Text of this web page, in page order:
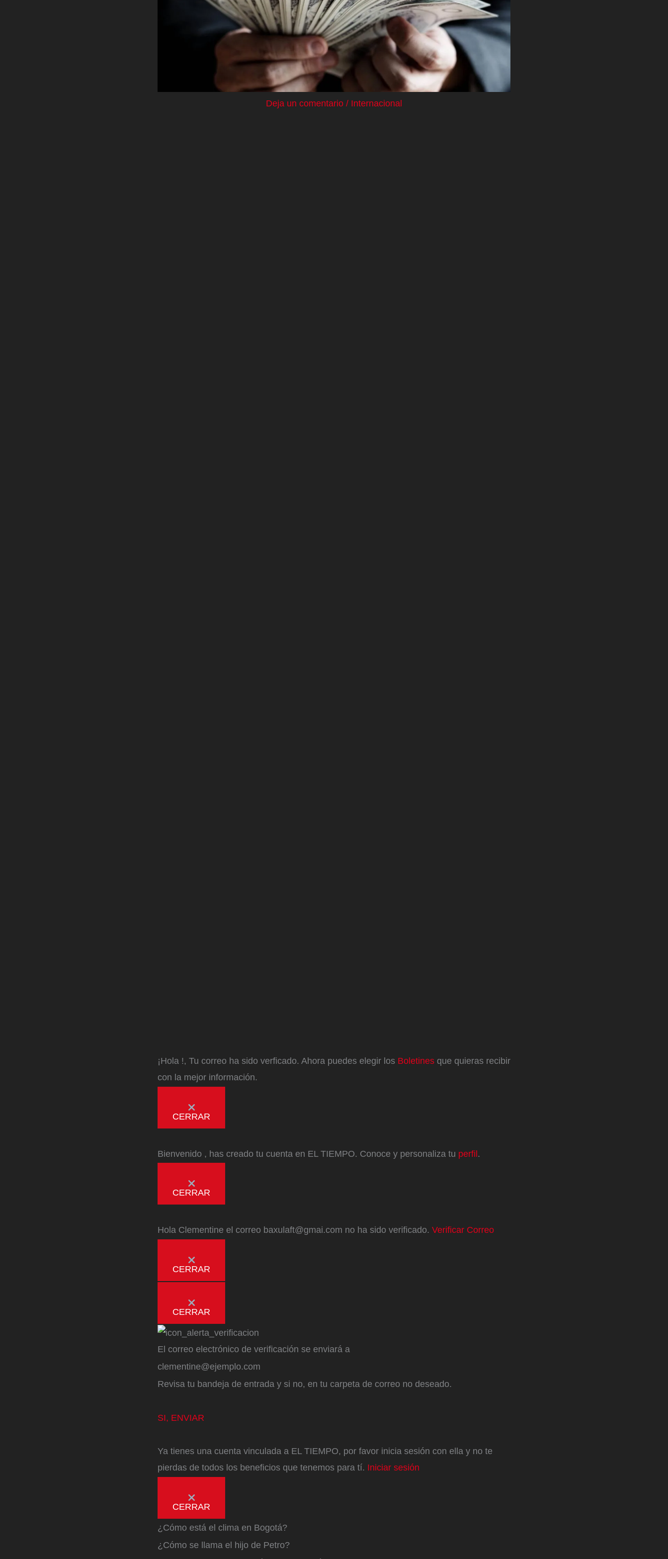
Deja un comentario / Internacional
¡Hola !, Tu correo ha sido verficado. Ahora puedes elegir los Boletines que quieras recibir
con la mejor información.
CERRAR
Bienvenido , has creado tu cuenta en EL TIEMPO. Conoce y personaliza tu perfil.
CERRAR
Hola Clementine el correo baxulaft@gmai.com no ha sido verificado. Verificar Correo
CERRAR
CERRAR
El correo electrónico de verificación se enviará a
clementine@ejemplo.com
Revisa tu bandeja de entrada y si no, en tu carpeta de correo no deseado.
SI, ENVIAR
Ya tienes una cuenta vinculada a EL TIEMPO, por favor inicia sesión con ella y no te
pierdas de todos los beneficios que tenemos para tí. Iniciar sesión
CERRAR
¿Cómo está el clima en Bogotá?
¿Cómo se llama el hijo de Petro?